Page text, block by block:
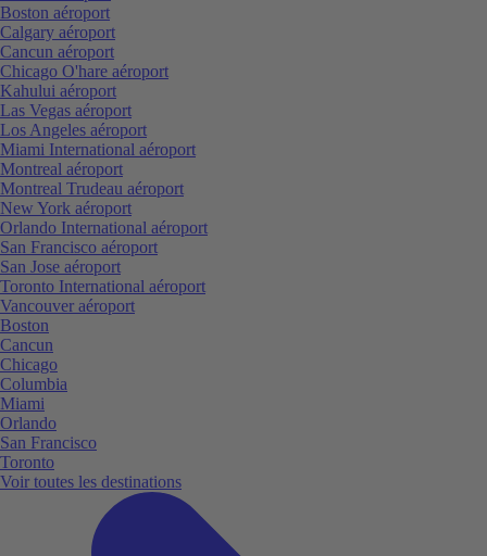
Boston aéroport
Calgary aéroport
Cancun aéroport
Chicago O'hare aéroport
Kahului aéroport
Las Vegas aéroport
Los Angeles aéroport
Miami International aéroport
Montreal aéroport
Montreal Trudeau aéroport
New York aéroport
Orlando International aéroport
San Francisco aéroport
San Jose aéroport
Toronto International aéroport
Vancouver aéroport
Boston
Cancun
Chicago
Columbia
Miami
Orlando
San Francisco
Toronto
Voir toutes les destinations